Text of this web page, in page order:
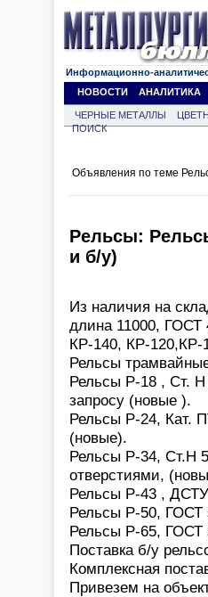
Информационно-
НОВОСТИ
АНАЛИТИКА
ЧЕРНЫЕ МЕТАЛЛЫ
ПОИСК
Объявления по теме
Рельсы:
и б/у)
Из наличия на
длина 11000, ГОСТ
КР-140, КР-120,КР-
Рельсы
Рельсы Р-18 , Ст.
запросу (новые ).
Рельсы Р-24, Кат.
(новые).
Рельсы Р-34, Ст.Н
отверстиями,
Рельсы Р-43 ,
Рельсы Р-50, ГОСТ
Рельсы Р-65, ГОСТ
Поставка б/у
Комплексная
Привезем на